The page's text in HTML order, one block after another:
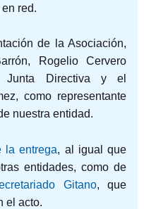
red.
de la Asociación,
Rogelio Cervero
Junta Directiva y el
como representante
nuestra entidad.
entrega, al igual que
entidades, como de
Gitano, que
el acto.